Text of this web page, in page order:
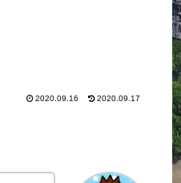
2020.09.16 2020.09.17